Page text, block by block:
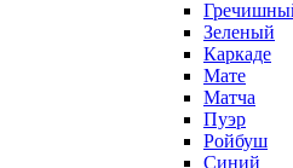
Зеленый
Каркаде
Мате
Матча
Пуэр
Ройбуш
Синий